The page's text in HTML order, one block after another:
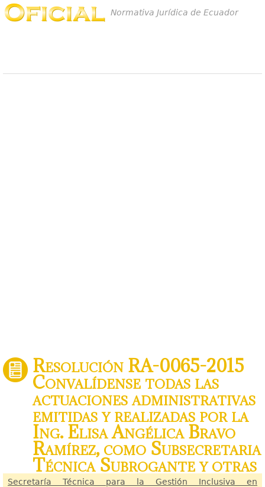
Normativa Jurídica de Ecuador
Resolución RA-0065-2015
Convalídense todas las
actuaciones administrativas
emitidas y realizadas por la
Ing. Elisa Angélica Bravo
Ramírez, como Subsecretaria
Técnica Subrogante y otras
Secretaría Técnica para la Gestión Inclusiva en